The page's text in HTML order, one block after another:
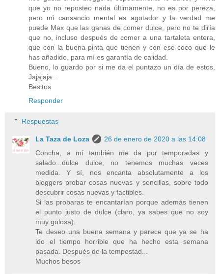
que yo no reposteo nada últimamente, no es por pereza,
pero mi cansancio mental es agotador y la verdad me
puede Max que las ganas de comer dulce, pero no te diría
que no, incluso después de comer a una tartaleta entera,
que con la buena pinta que tienen y con ese coco que le
has añadido, para mí es garantía de calidad.
Bueno, lo guardo por si me da el puntazo un día de estos,
Jajajaja...
Besitos
Responder
Respuestas
La Taza de Loza
26 de enero de 2020 a las 14:08
Concha, a mí también me da por temporadas y
salado...dulce dulce, no tenemos muchas veces
medida. Y sí, nos encanta absolutamente a los
bloggers probar cosas nuevas y sencillas, sobre todo
descubrir cosas nuevas y factibles.
Si las probaras te encantarían porque además tienen
el punto justo de dulce (claro, ya sabes que no soy
muy golosa).
Te deseo una buena semana y parece que ya se ha
ido el tiempo horrible que ha hecho esta semana
pasada. Después de la tempestad...
Muchos besos